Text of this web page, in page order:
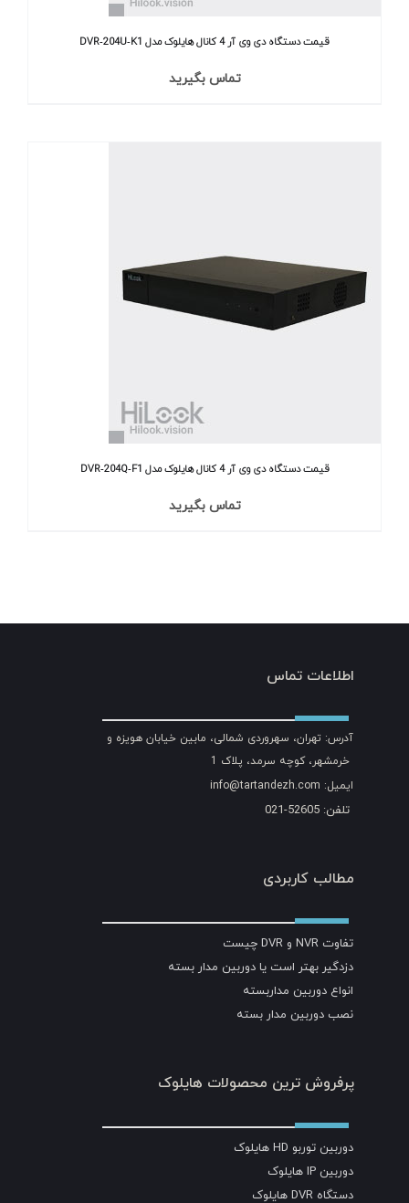
قیمت دستگاه دی وی آر 4 کانال هایلوک مدل DVR‐204U‐K1
تماس بگیرید
قیمت دستگاه دی وی آر 4 کانال هایلوک مدل DVR‐204Q‐F1
تماس بگیرید
اطلاعات تماس
آدرس: تهران، سهروردی شمالی، مابین خیابان هویزه و
خرمشهر، کوچه سرمد، پلاک 1
ایمیل: info@tartandezh.com
تلفن: 52605-021
مطالب کاربردی
تفاوت NVR و DVR چیست
دزدگیر بهتر است یا دوربین مدار بسته
انواع دوربین مداربسته
نصب دوربین مدار بسته
پرفروش ترین محصولات هایلوک
دوربین توربو HD هایلوک
دوربین IP هایلوک
دستگاه DVR هایلوک